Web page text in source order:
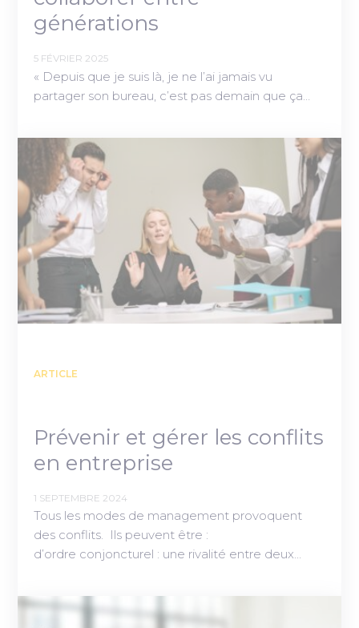
générations
5 FÉVRIER 2025
« Depuis que je suis là, je ne l’ai jamais vu
partager son bureau, c’est pas demain que ça…
ARTICLE
Prévenir et gérer les conflits
en entreprise
1 SEPTEMBRE 2024
Tous les modes de management provoquent
des conflits. Ils peuvent être :
d’ordre conjoncturel : une rivalité entre deux…